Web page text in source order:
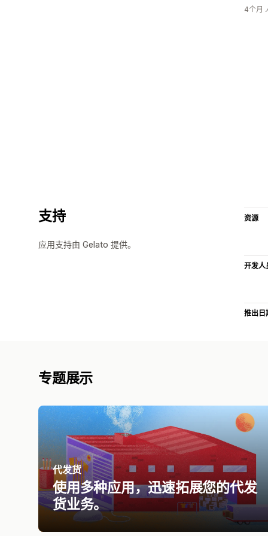
4个月
支持
应用支持由 Gelato 提供。
资源
开发人
推出日
专题展示
代发货
使用多种应用，迅速拓展您的代发
货业务。